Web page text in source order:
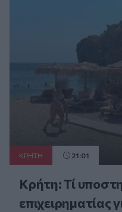
ΚΡΗΤΗ 21:01
Κρήτη: Τί
επιχειρηματίας